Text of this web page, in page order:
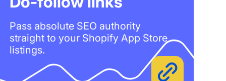
Pass absolute SEO authority
straight to your Shopify App Store
listings.